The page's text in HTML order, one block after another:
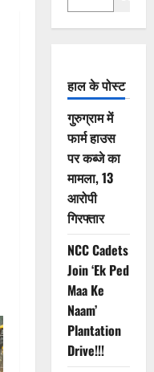
हाल के पोस्ट
गुरुग्राम में
फार्म हाउस
पर कब्जे का
मामला, 13
आरोपी
गिरफ्तार
NCC Cadets
Join ‘Ek Ped
Maa Ke
Naam’
Plantation
Drive!!!